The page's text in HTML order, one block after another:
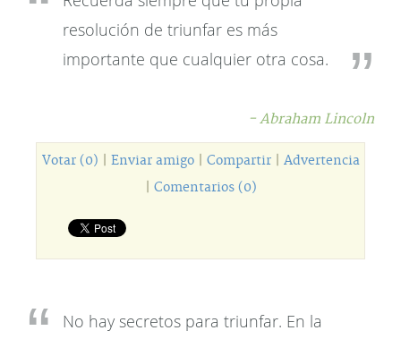
resolución de triunfar es más
importante que cualquier otra cosa.
- Abraham Lincoln
Votar (0) Enviar amigo| Compartir| Advertencia
Comentarios (0)
No hay secretos para triunfar. En la